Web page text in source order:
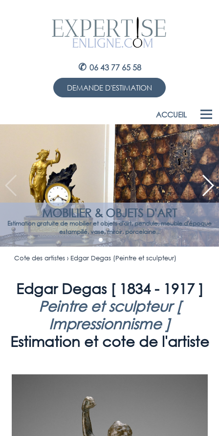
✆ 06 43 77 65 58
DEMANDE D'ESTIMATION
ACCUEIL
MOBILIER & OBJETS D'ART
Estimation gratuite de mobilier et objets d'art, pendule, meuble d'époque
estampillé, vase, miroir, porcelaine...
Cote des artistes› Edgar Degas (Peintre et sculpteur)
Edgar Degas [ 1834 - 1917]
Peintre et sculpteur [
Impressionnisme]
Estimation et cote de l'artiste